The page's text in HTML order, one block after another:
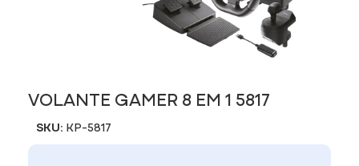
VOLANTE GAMER 8 EM 1 5817
SKU: KP-5817